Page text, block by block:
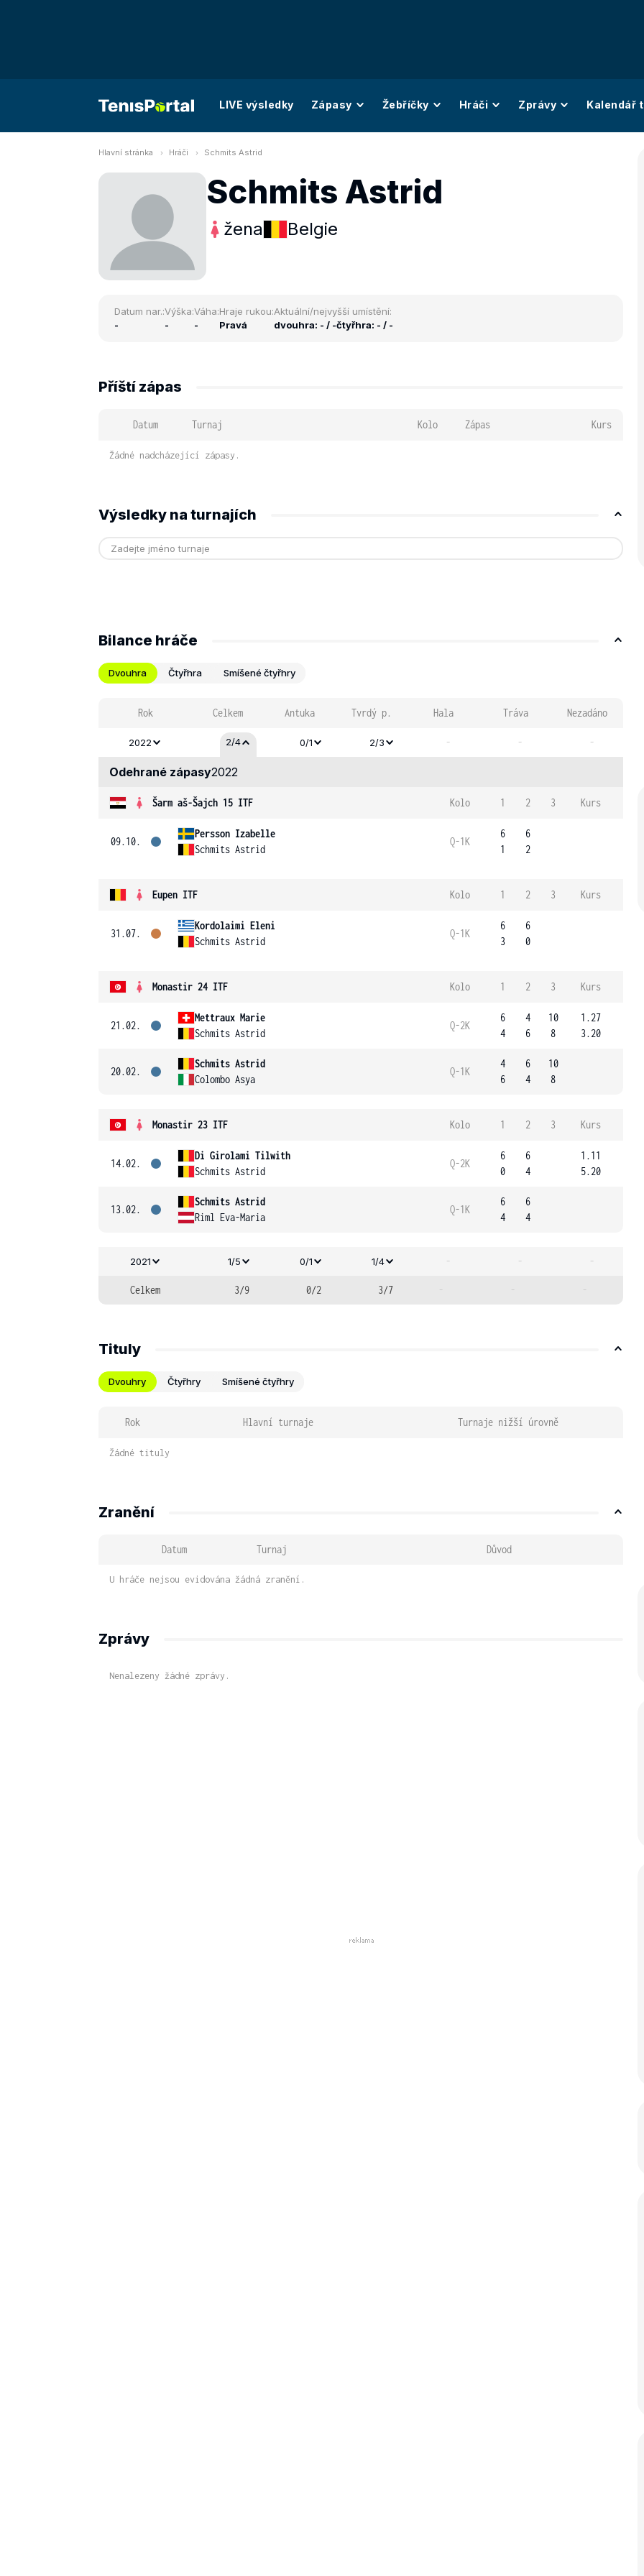
LIVE výsledky Zápasy Žebříčky Hráči Zprávy Kalendář
Hlavní stránka Hráči Schmits Astrid
Schmits Astrid
žena Belgie
Datum nar.:
-
Výška:
-
Váha:
-
Hraje rukou:
Pravá
Aktuální/nejvyšší umístění:
dvouhra: - / -čtyřhra: - / -
Příští zápas
Datum Turnaj Kolo Zápas Kurs
Žádné nadcházející zápasy.
Výsledky na turnajích
Bilance hráče
Dvouhra Čtyřhra Smíšené čtyřhry
Rok Celkem Antuka Tvrdý p. Hala Tráva Nezadáno
2022 2/4 0/1 2/3 - - -
Odehrané zápasy2022
Šarm aš-Šajch 15 ITF Kolo 1 2 3 Kurs
09.10.
Persson Izabelle
Schmits Astrid
Q-1K
6
1
6
2
Eupen ITF Kolo 1 2 3 Kurs
31.07.
Kordolaimi Eleni
Schmits Astrid
Q-1K
6
3
6
0
Monastir 24 ITF Kolo 1 2 3 Kurs
21.02.
Mettraux Marie
Schmits Astrid
Q-2K
6
4
4
6
10
8
1.27
3.20
20.02.
Schmits Astrid
Colombo Asya
Q-1K
4
6
6
4
10
8
Monastir 23 ITF Kolo 1 2 3 Kurs
14.02.
Di Girolami Tilwith
Schmits Astrid
Q-2K
6
0
6
4
1.11
5.20
13.02.
Schmits Astrid
Riml Eva-Maria
Q-1K
6
4
6
4
2021 1/5 0/1 1/4 - - -
Celkem 3/9 0/2 3/7 - - -
Tituly
Dvouhry Čtyřhry Smíšené čtyřhry
Rok Hlavní turnaje Turnaje nižší úrovně
Žádné tituly
Zranění
Datum Turnaj Důvod
U hráče nejsou evidována žádná zranění.
Zprávy
Nenalezeny žádné zprávy.